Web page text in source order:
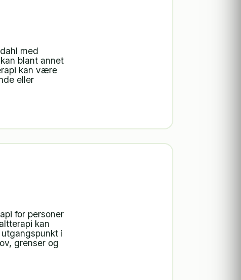
med
blant annet
kan være
eller
for personer
kan
i
grenser og